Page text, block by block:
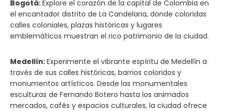
Bogotá:Explore el corazón de la capital de Colombia en
el encantador distrito de La Candelaria, donde coloridas
calles coloniales, plazas históricas y lugares
emblemáticos muestran el rico patrimonio de la ciudad.
Medellín:Experimente el vibrante espíritu de Medellín a
través de sus calles históricas, barrios coloridos y
monumentos artísticos. Desde las monumentales
esculturas de Fernando Botero hasta los animados
mercados, cafés y espacios culturales, la ciudad ofrece